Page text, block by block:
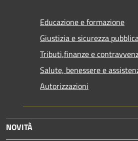
Educazione e formazione
Giustizia e sicurezza
Tributi,finanze e
Salute, benessere e
Autorizzazioni
NOVITÀ